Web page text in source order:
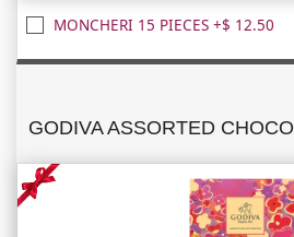
MONCHERI 15 PIECES +$ 12.50
GODIVA ASSORTED